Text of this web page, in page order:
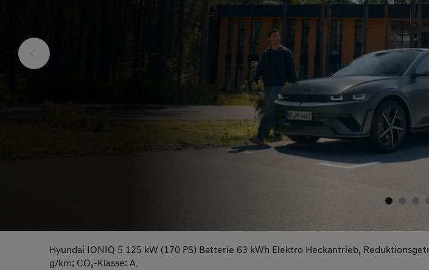
Hyundai IONIQ 5 125 kW (170 PS) Batterie 63 kWh Elektro Heckantrieb,
g/km; CO₂-Klasse: A.